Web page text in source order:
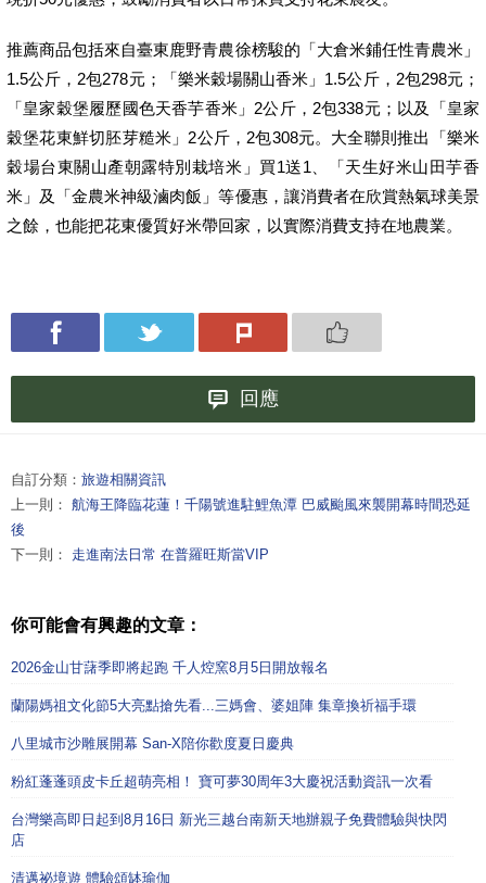
推薦商品包括來自臺東鹿野青農徐榜駿的「大倉米鋪任性青農米」
1.5公斤，2包278元；「樂米穀場關山香米」1.5公斤，2包298元；
「皇家穀堡履歷國色天香芋香米」2公斤，2包338元；以及「皇家
穀堡花東鮮切胚芽糙米」2公斤，2包308元。大全聯則推出「樂米
穀場台東關山產朝露特別栽培米」買1送1、「天生好米山田芋香
米」及「金農米神級滷肉飯」等優惠，讓消費者在欣賞熱氣球美景
之餘，也能把花東優質好米帶回家，以實際消費支持在地農業。
回應
自訂分類： 旅遊相關資訊
上一則： 航海王降臨花蓮！千陽號進駐鯉魚潭 巴威颱風來襲開幕時間恐延
後
下一則： 走進南法日常 在普羅旺斯當VIP
你可能會有興趣的文章：
2026金山甘藷季即將起跑 千人焢窯8月5日開放報名
蘭陽媽祖文化節5大亮點搶先看...三媽會、婆姐陣 集章換祈福手環
八里城市沙雕展開幕 San-X陪你歡度夏日慶典
粉紅蓬蓬頭皮卡丘超萌亮相！ 寶可夢30周年3大慶祝活動資訊一次看
台灣樂高即日起到8月16日 新光三越台南新天地辦親子免費體驗與快閃
店
清邁祕境遊 體驗頌缽瑜伽